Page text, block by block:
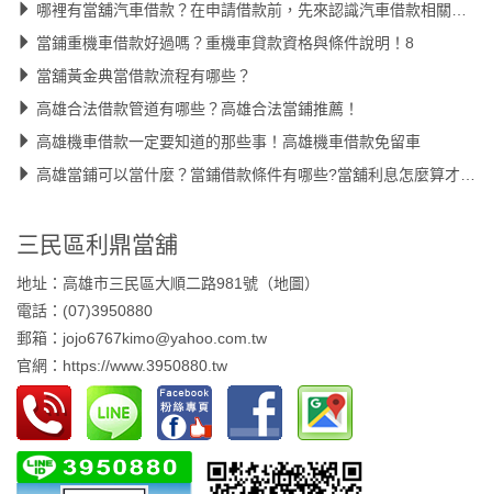
哪裡有當舖汽車借款？在申請借款前，先來認識汽車借款相關知識9
當鋪重機車借款好過嗎？重機車貸款資格與條件說明！8
當舖黃金典當借款流程有哪些？
高雄合法借款管道有哪些？高雄合法當鋪推薦！
高雄機車借款一定要知道的那些事！高雄機車借款免留車
高雄當鋪可以當什麼？當鋪借款條件有哪些?當舖利息怎麼算才合理
三民區利鼎當舖
地址：高雄市三民區大順二路981號（地圖）
電話：(07)3950880
郵箱：jojo6767kimo@yahoo.com.tw
官網： https://www.3950880.tw